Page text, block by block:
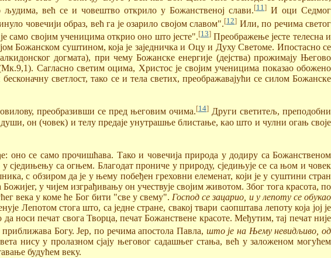
већ се и човештво открило у Божанственој слави.[11]И оци Седмог
човечији образ, већ га је озарило својом славом".[12] Или, по речима светог
само својим ученицима открио оно што јесте".[13]Преображење јесте телесна и
Божанском суштином, која је заједничка и Оцу и Духу Светоме. Ипостасно се
догмата), при чему Божанске енергије (дејства) прожимају Његово
Сагласно светим оцима, Христос је својим ученицима показао обожено
светлост, тако се и тела светих, преображавајући се силом Божанске
преобразивши се пред његовим очима.[14] Други светитељ, преподобни
он (човек) и телу предаје унутрашње блистање, као што и чулни огањ своје
оно се само прочишћава. Тако и човечија природа у додиру са Божанственом
сједињењу са огњем. Благодат прониче у природу, сједињује се са њом и човек
с обзиром да је у њему побеђен греховни елеменат, који је у суштини стран
у чијем изграђивању он учествује својим животом. Због тога красота, по
века у коме ће Бог бити "све у свему". Господ се зацарио, и у лепоту се обукао
Лепотом стога што, са једне стране, свакој твари саопштава лепоту која јој је
носи печат свога Творца, печат Божанствене красоте. Међутим, тај печат није
Богу. Јер, по речима апостола Павла, што је на Њему невидљиво, од
нису у пролазном сјају његовог садашњег стања, већ у заложеном могућем
будућем веку.